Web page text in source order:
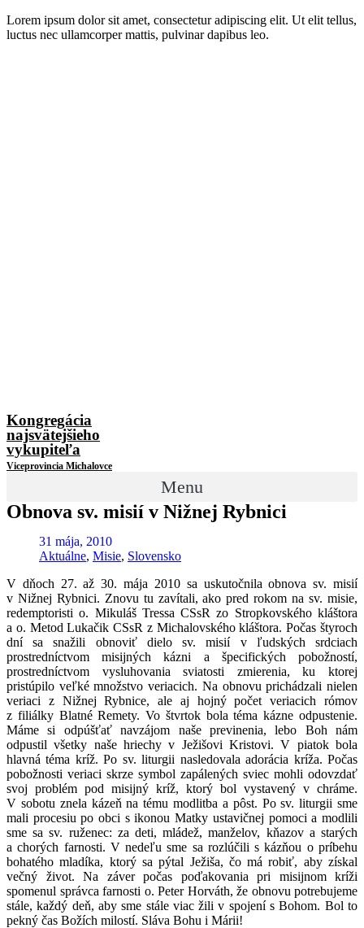
Lorem ipsum dolor sit amet, consectetur adipiscing elit. Ut elit tellus,
luctus nec ullamcorper mattis, pulvinar dapibus leo.
Kongregácia
najsvätejšieho
vykupiteľa
Viceprovincia Michalovce
Menu
Obnova sv. misií v Nižnej Rybnici
31 mája, 2010
Aktuálne, Misie, Slovensko
V dňoch 27. až 30. mája 2010 sa uskutočnila obnova sv. misií
v Nižnej Rybnici. Znovu tu zavítali, ako pred rokom na sv. misie,
redemptoristi o. Mikuláš Tressa CSsR zo Stropkovského kláštora
a o. Metod Lukačik CSsR z Michalovského kláštora. Počas štyroch
dní sa snažili obnoviť dielo sv. misií v ľudských srdciach
prostredníctvom misijných kázni a špecifických pobožností,
prostredníctvom vysluhovania sviatosti zmierenia, ku ktorej
pristúpilo veľké množstvo veriacich. Na obnovu prichádzali nielen
veriaci z Nižnej Rybnice, ale aj hojný počet veriacich rómov
z filiálky Blatné Remety. Vo štvrtok bola téma kázne odpustenie.
Máme si odpúšťať navzájom naše previnenia, lebo Boh nám
odpustil všetky naše hriechy v Ježišovi Kristovi. V piatok bola
hlavná téma kríž. Po sv. liturgii nasledovala adorácia kríža. Počas
pobožnosti veriaci skrze symbol zapálených sviec mohli odovzdať
svoj problém pod misijný kríž, ktorý bol vystavený v chráme.
V sobotu znela kázeň na tému modlitba a pôst. Po sv. liturgii sme
mali procesiu po obci s ikonou Matky ustavičnej pomoci a modlili
sme sa sv. ruženec: za deti, mládež, manželov, kňazov a starých
a chorých farnosti. V nedeľu sme sa rozlúčili s kázňou o príbehu
bohatého mladíka, ktorý sa pýtal Ježiša, čo má robiť, aby získal
večný život. Na záver počas poďakovania pri misijnom kríži
spomenul správca farnosti o. Peter Horváth, že obnovu potrebujeme
stále, každý deň, aby sme stále viac žili v spojení s Bohom. Bol to
pekný čas Božích milostí. Sláva Bohu i Márii!